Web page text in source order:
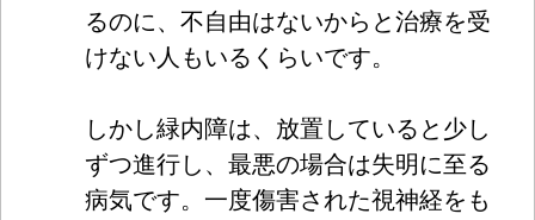
るのに、不自由はないからと治療を受
けない人もいるくらいです。
しかし緑内障は、放置していると少し
ずつ進行し、最悪の場合は失明に至る
病気です。一度傷害された視神経をも